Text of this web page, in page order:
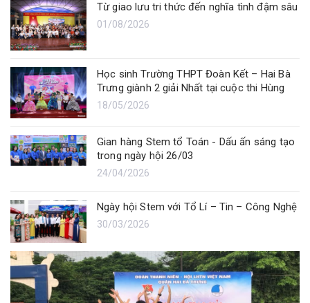
Từ giao lưu tri thức đến nghĩa tình đậm sâu
01/08/2026
Học sinh Trường THPT Đoàn Kết – Hai Bà
Trưng giành 2 giải Nhất tại cuộc thi Hùng
biện tiếng Anh Kella Inlife
18/05/2026
Gian hàng Stem tổ Toán - Dấu ấn sáng tạo
trong ngày hội 26/03
24/04/2026
Ngày hội Stem với Tổ Lí – Tin – Công Nghệ
30/03/2026